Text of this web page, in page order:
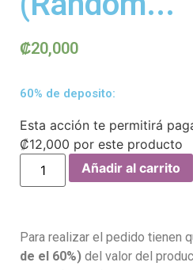
₡20,000
60% de deposito:
Esta acción te permitirá
₡12,000 por este producto
Añadir al carrito
Para realizar el pedido tienen
de el 60%) del valor del